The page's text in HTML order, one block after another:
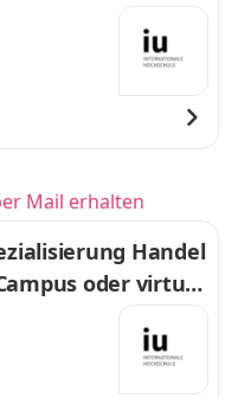
Mail erhalten
Handel
oder virtuel